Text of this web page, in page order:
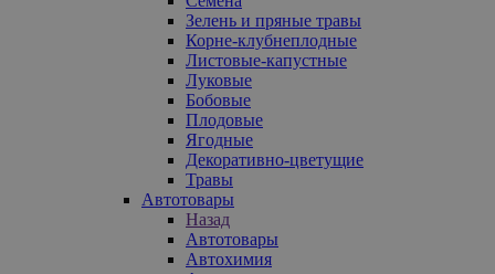
Зелень и пряные травы
Корне-клубнеплодные
Листовые-капустные
Луковые
Бобовые
Плодовые
Ягодные
Декоративно-цветущие
Травы
Автотовары
Назад
Автотовары
Автохимия